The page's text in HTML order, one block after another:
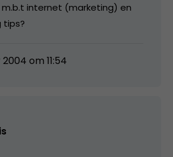
internet (marketing) en
tips?
om 11:54